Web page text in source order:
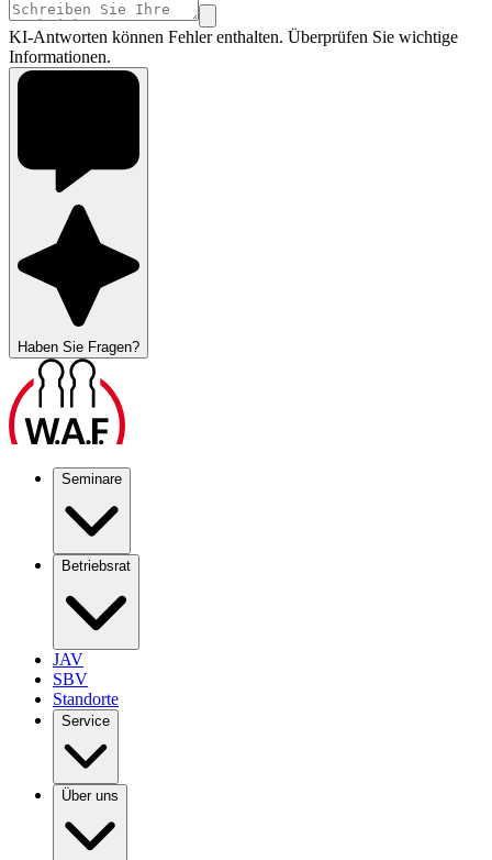
KI-Antworten können Fehler enthalten. Überprüfen Sie wichtige
Informationen.
Haben Sie Fragen?
Seminare
Betriebsrat
JAV
SBV
Standorte
Service
Über uns